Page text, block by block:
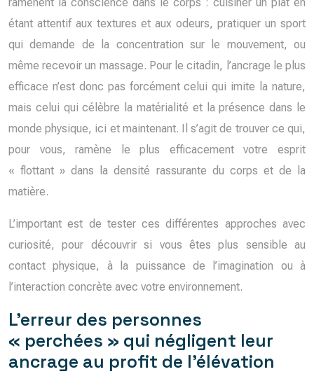
étant attentif aux textures et aux odeurs, pratiquer un sport
qui demande de la concentration sur le mouvement, ou
même recevoir un massage. Pour le citadin, l’ancrage le plus
efficace n’est donc pas forcément celui qui imite la nature,
mais celui qui célèbre la matérialité et la présence dans le
monde physique, ici et maintenant. Il s’agit de trouver ce qui,
pour vous, ramène le plus efficacement votre esprit
« flottant » dans la densité rassurante du corps et de la
matière.
L’important est de tester ces différentes approches avec
curiosité, pour découvrir si vous êtes plus sensible au
contact physique, à la puissance de l’imagination ou à
l’interaction concrète avec votre environnement.
L’erreur des personnes
« perchées » qui négligent leur
ancrage au profit de l’élévation